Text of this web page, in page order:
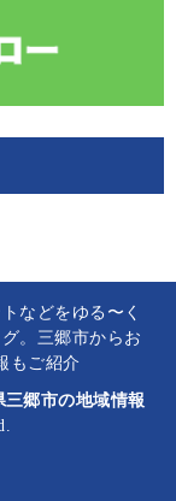
などをゆる〜く
。三郷市からお
もご紹介
郷市の地域情報